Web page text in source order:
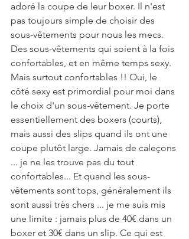
adoré la coupe de leur boxer. Il n'est
pas toujours simple de choisir des
sous-vêtements pour nous les mecs.
Des sous-vêtements qui soient à la fois
confortables, et en même temps sexy.
Mais surtout confortables !! Oui, le
côté sexy est primordial pour moi dans
le choix d'un sous-vêtement. Je porte
essentiellement des boxers (courts),
mais aussi des slips quand ils ont une
coupe plutôt large. Jamais de caleçons
... je ne les trouve pas du tout
confortables... Et quand les sous-
vêtements sont tops, généralement ils
sont aussi très chers ... je me suis mis
une limite : jamais plus de 40€ dans un
boxer et 30€ dans un slip. Ce qui est